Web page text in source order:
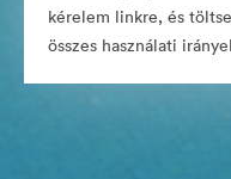
kérelem linkre, és
összes használati